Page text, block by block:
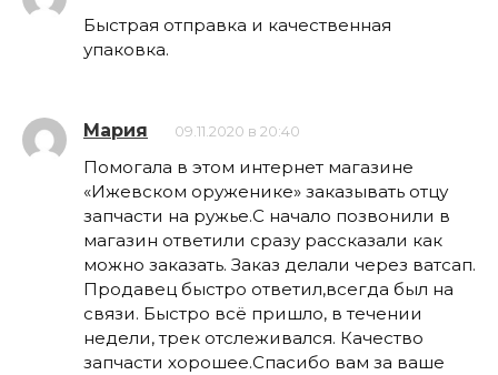
Быстрая отправка и качественная
упаковка.
Мария 09.11.2020 в 20:40
Помогала в этом интернет магазине
«Ижевском оруженике» заказывать отцу
запчасти на ружье.С начало позвонили в
магазин ответили сразу рассказали как
можно заказать. Заказ делали через ватсап.
Продавец быстро ответил,всегда был на
связи. Быстро всё пришло, в течении
недели, трек отслеживался. Качество
запчасти хорошее.Спасибо вам за ваше